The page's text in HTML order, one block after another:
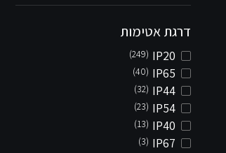
דרגת אטימות
IP20
(249)
IP65
(40)
IP44
(32)
IP54
(23)
IP40
(13)
IP67
(3)